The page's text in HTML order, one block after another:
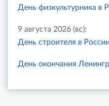
День физкультурника в
9 августа 2026 (вс):
День строителя в России
День окончания